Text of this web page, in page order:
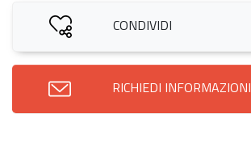
CONDIVIDI
RICHIEDI INFORMAZIONI